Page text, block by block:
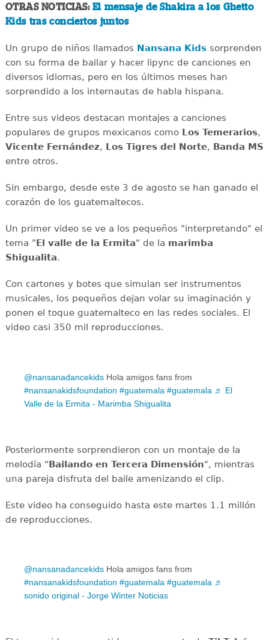
OTRAS NOTICIAS: El mensaje de Shakira a los Ghetto
Kids tras conciertos juntos
Un grupo de niños llamados Nansana Kidssorprenden
con su forma de bailar y hacer lipync de canciones en
diversos idiomas, pero en los últimos meses han
sorprendido a los internautas de habla hispana.
Entre sus videos destacan montajes a canciones
populares de grupos mexicanos como Los Temerarios,
Vicente Fernández, Los Tigres del Norte, Banda MS
entre otros.
Sin embargo, desde este 3 de agosto se han ganado el
corazón de los guatemaltecos.
Un primer video se ve a los pequeños "interpretando" el
tema " El valle de la Ermita" de la marimba
Shigualita.
Con cartones y botes que simulan ser instrumentos
musicales, los pequeños dejan volar su imaginación y
ponen el toque guatemalteco en las redes sociales. El
video casi 350 mil reproducciones.
@nansanadancekids Hola amigos fans from
#nansanakidsfoundation #guatemala #guatemala ♬ El
Valle de la Ermita - Marimba Shigualita
Posteriormente sorprendieron con un montaje de la
melodía "Bailando en Tercera Dimensión", mientras
una pareja disfruta del baile amenizando el clip.
Este video ha conseguido hasta este martes 1.1 millón
de reproducciones.
@nansanadancekids Hola amigos fans from
#nansanakidsfoundation #guatemala #guatemala ♬
sonido original - Jorge Winter Noticias